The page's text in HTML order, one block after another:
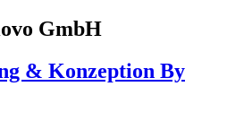
GmbH
& Konzeption By